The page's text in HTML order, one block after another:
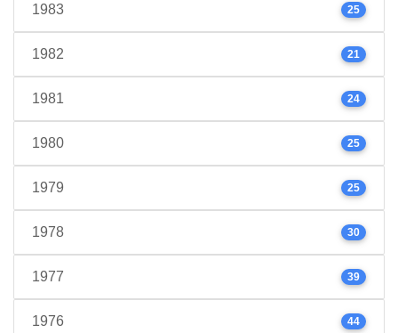
1983 25
1982 21
1981 24
1980 25
1979 25
1978 30
1977 39
1976 44